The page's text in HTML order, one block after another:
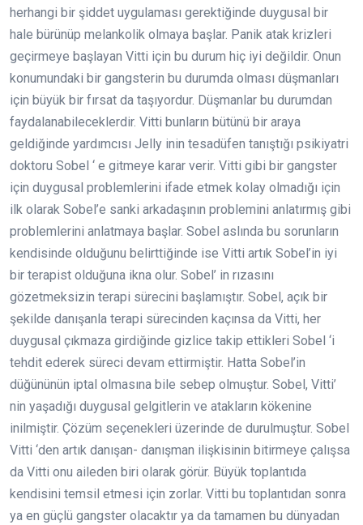
herhangi bir şiddet uygulaması gerektiğinde duygusal bir
hale bürünüp melankolik olmaya başlar. Panik atak krizleri
geçirmeye başlayan Vitti için bu durum hiç iyi değildir. Onun
konumundaki bir gangsterin bu durumda olması düşmanları
için büyük bir fırsat da taşıyordur. Düşmanlar bu durumdan
faydalanabileceklerdir. Vitti bunların bütünü bir araya
geldiğinde yardımcısı Jelly inin tesadüfen tanıştığı psikiyatri
doktoru Sobel ‘ e gitmeye karar verir. Vitti gibi bir gangster
için duygusal problemlerini ifade etmek kolay olmadığı için
ilk olarak Sobel’e sanki arkadaşının problemini anlatırmış gibi
problemlerini anlatmaya başlar. Sobel aslında bu sorunların
kendisinde olduğunu belirttiğinde ise Vitti artık Sobel’in iyi
bir terapist olduğuna ikna olur. Sobel’ in rızasını
gözetmeksizin terapi sürecini başlamıştır. Sobel, açık bir
şekilde danışanla terapi sürecinden kaçınsa da Vitti, her
duygusal çıkmaza girdiğinde gizlice takip ettikleri Sobel ‘i
tehdit ederek süreci devam ettirmiştir. Hatta Sobel’in
düğününün iptal olmasına bile sebep olmuştur. Sobel, Vitti’
nin yaşadığı duygusal gelgitlerin ve atakların kökenine
inilmiştir. Çözüm seçenekleri üzerinde de durulmuştur. Sobel
Vitti ‘den artık danışan- danışman ilişkisinin bitirmeye çalışsa
da Vitti onu aileden biri olarak görür. Büyük toplantıda
kendisini temsil etmesi için zorlar. Vitti bu toplantıdan sonra
ya en güçlü gangster olacaktır ya da tamamen bu dünyadan